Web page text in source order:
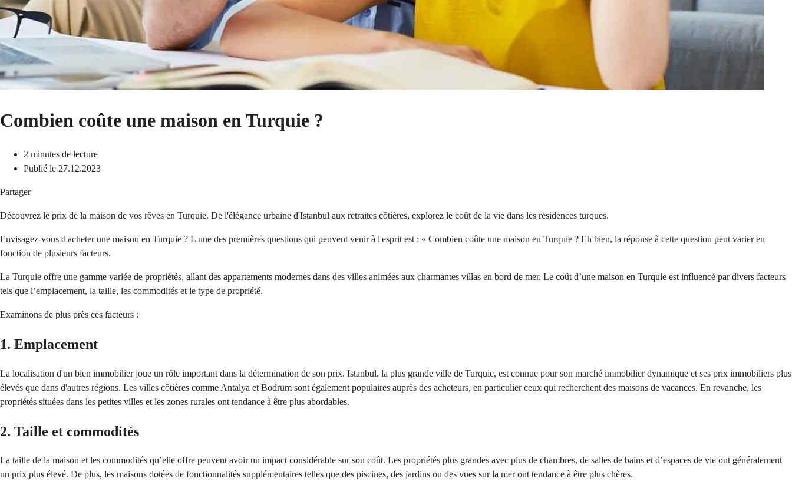
Combien coûte une maison en Turquie ?
2 minutes de lecture
Publié le 27.12.2023
Partager
Découvrez le prix de la maison de vos rêves en Turquie. De l'élégance urbaine d'Istanbul aux retraites côtières, explorez le coût de la vie dans les résidences turques.
Envisagez-vous d'acheter une maison en Turquie ? L'une des premières questions qui peuvent venir à l'esprit est : « Combien coûte une maison en Turquie ? Eh bien, la réponse à cette question peut varier en
fonction de plusieurs facteurs.
La Turquie offre une gamme variée de propriétés, allant des appartements modernes dans des villes animées aux charmantes villas en bord de mer. Le coût d’une maison en Turquie est influencé par divers facteurs
tels que l’emplacement, la taille, les commodités et le type de propriété.
Examinons de plus près ces facteurs :
1. Emplacement
La localisation d'un bien immobilier joue un rôle important dans la détermination de son prix. Istanbul, la plus grande ville de Turquie, est connue pour son marché immobilier dynamique et ses prix immobiliers plus
élevés que dans d'autres régions. Les villes côtières comme Antalya et Bodrum sont également populaires auprès des acheteurs, en particulier ceux qui recherchent des maisons de vacances. En revanche, les
propriétés situées dans les petites villes et les zones rurales ont tendance à être plus abordables.
2. Taille et commodités
La taille de la maison et les commodités qu’elle offre peuvent avoir un impact considérable sur son coût. Les propriétés plus grandes avec plus de chambres, de salles de bains et d’espaces de vie ont généralement
un prix plus élevé. De plus, les maisons dotées de fonctionnalités supplémentaires telles que des piscines, des jardins ou des vues sur la mer ont tendance à être plus chères.